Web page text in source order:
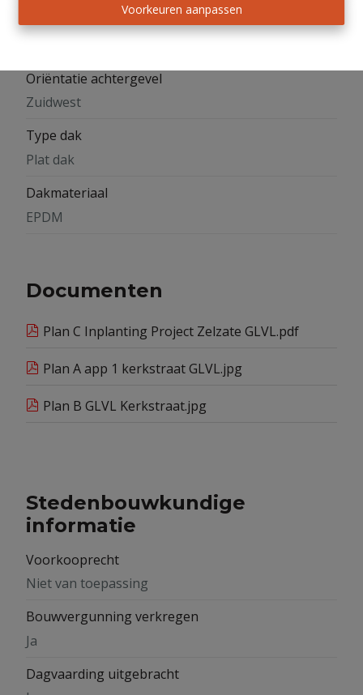
Voorkeuren aanpassen
Staat
Oriëntatie achtergevel
Zuidwest
Type dak
Plat dak
Dakmateriaal
EPDM
Documenten
Plan C Inplanting Project Zelzate GLVL.pdf
Plan A app 1 kerkstraat GLVL.jpg
Plan B GLVL Kerkstraat.jpg
Stedenbouwkundige
informatie
Voorkooprecht
Niet van toepassing
Bouwvergunning verkregen
Ja
Dagvaarding uitgebracht